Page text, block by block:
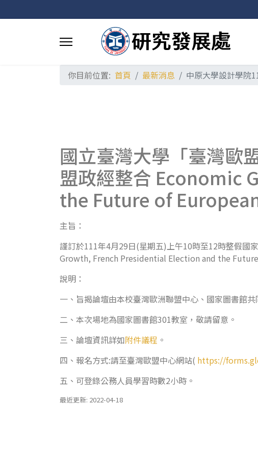
你目前位置: 首頁 最新消息 中原大學設計學院
國立臺灣大學「臺灣歐
盟政經整合 Economic
the Future of
主旨：
謹訂於111年4月29日(星期五)上午10時至12時整假國
Growth, French Presidential Election and the
說明：
一、旨揭論壇由本校臺灣歐洲聯盟中心、國家圖書館
二、本次場地為國家圖書館301教室，敬請留意。
三、論壇資訊詳如附件議程 。
四、報名方式:請至臺灣歐盟中心網站( https://
五、可登錄公務人員學習時數2小時。
最近更新: 2022-04-18